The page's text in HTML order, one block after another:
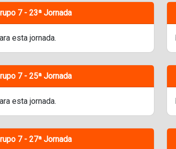
7 - 23ª Jornada
esta jornada.
7 - 25ª Jornada
esta jornada.
7 - 27ª Jornada